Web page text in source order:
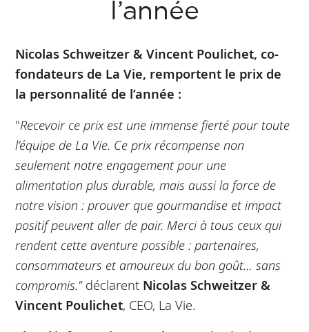
l’année
Nicolas Schweitzer & Vincent Poulichet, co-
fondateurs de La Vie, remportent le prix de
la personnalité de l’année :
"Recevoir ce prix est une immense fierté pour toute
l’équipe de La Vie. Ce prix récompense non
seulement notre engagement pour une
alimentation plus durable, mais aussi la force de
notre vision : prouver que gourmandise et impact
positif peuvent aller de pair. Merci à tous ceux qui
rendent cette aventure possible : partenaires,
consommateurs et amoureux du bon goût… sans
compromis."déclarent Nicolas Schweitzer &
Vincent Poulichet, CEO, La Vie.